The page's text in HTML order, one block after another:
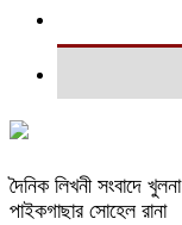
দৈনিক লিখনী সংবাদে
পাইকগাছার সোহেল রানা